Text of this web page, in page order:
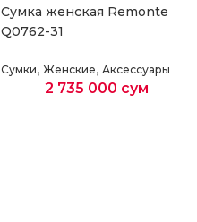
Сумка женская Remonte
Q0762-31
Сумки, Женские, Аксессуары
2 735 000 сум